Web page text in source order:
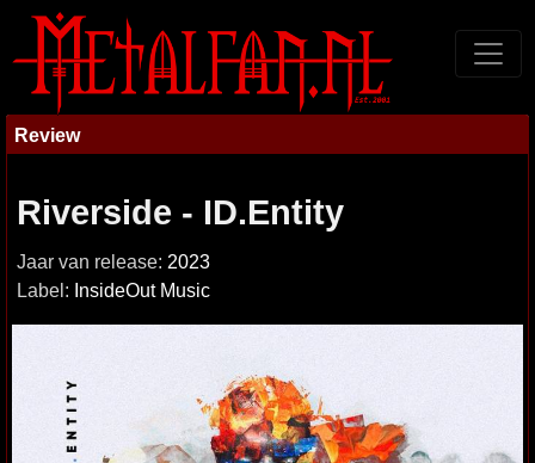
Review
Riverside - ID.Entity
Jaar van release: 2023
Label: InsideOut Music